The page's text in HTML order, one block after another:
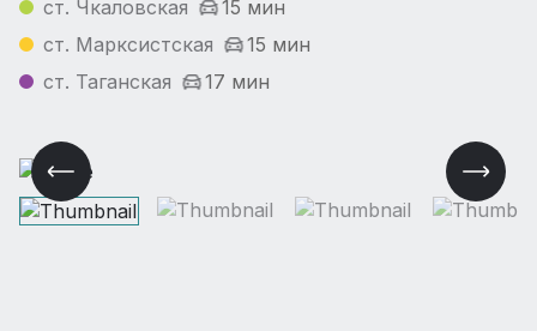
ст. Чкаловская
15 мин
ст. Марксистская
15 мин
ст. Таганская
17 мин